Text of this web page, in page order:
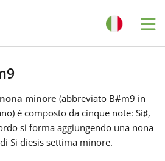
minore (abbreviato B#m9 in
è composto da cinque note: Si♯,
si forma aggiungendo una nona
Si diesis settima minore.